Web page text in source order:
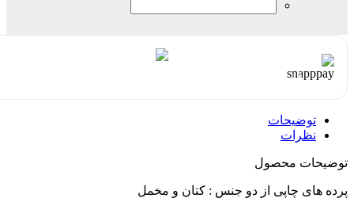
۴ قسط ماهانه. بدون سود، چک و ضامن.
توضیحات
نظرات
توضیحات محصول
پرده های چاپی از دو جنس : کتان و مخمل